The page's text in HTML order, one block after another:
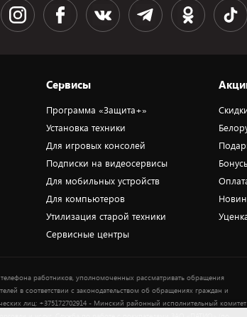
Сервисы
Программа «Защита+»
Установка техники
Для игровых консолей
Подписки на видеосервисы
Для мобильных устройств
Для компьютеров
Утилизация старой техники
Сервисные центры
работников, уполномоченных рассматривать обращения
в соответствии с законодательством об обращениях граждан и
лиц: +375172702914 - Минский районный исполнительный